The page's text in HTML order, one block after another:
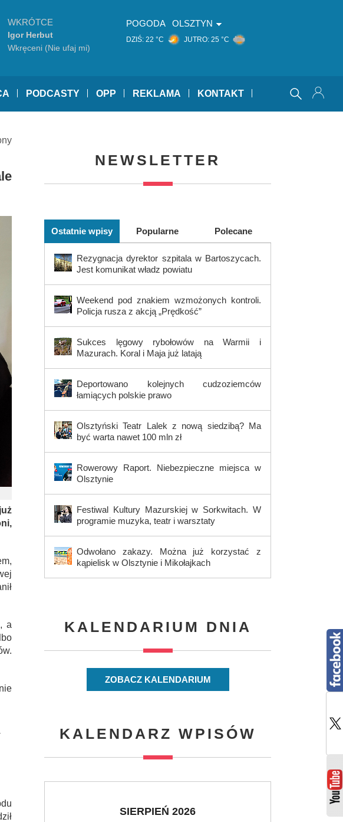
WKRÓTCE
Igor Herbut
Wkręceni (Nie ufaj mi)
POGODA OLSZTYN
DZIŚ: 22 °C JUTRO: 25 °C
PODCASTY OPP REKLAMA KONTAKT
a
NEWSLETTER
Ostatnie wpisy Popularne Polecane
Rezygnacja dyrektor szpitala w Bartoszycach.
Jest komunikat władz powiatu
Weekend pod znakiem wzmożonych kontroli.
Policja rusza z akcją „Prędkość”
Sukces lęgowy rybołowów na Warmii i
Mazurach. Koral i Maja już latają
Deportowano kolejnych cudzoziemców
łamiących polskie prawo
Olsztyński Teatr Lalek z nową siedzibą? Ma
być warta nawet 100 mln zł
Rowerowy Raport. Niebezpieczne miejsca w
Olsztynie
Festiwal Kultury Mazurskiej w Sorkwitach. W
programie muzyka, teatr i warsztaty
Odwołano zakazy. Można już korzystać z
kąpielisk w Olsztynie i Mikołajkach
KALENDARIUM DNIA
ZOBACZ KALENDARIUM
KALENDARZ WPISÓW
SIERPIEŃ 2026